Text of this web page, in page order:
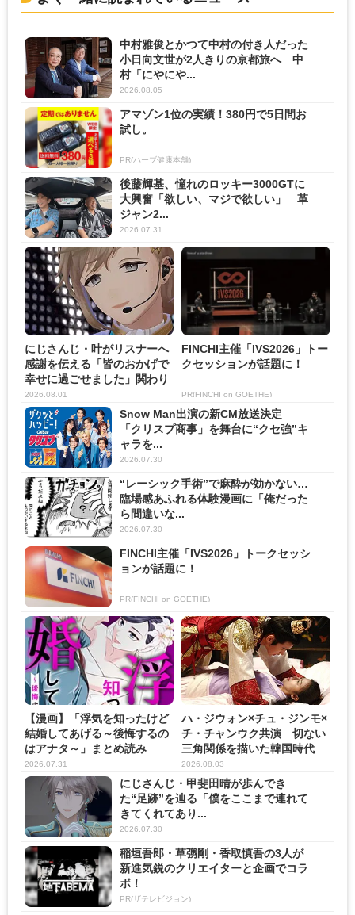
中村雅俊とかつて中村の付き人だった
小日向文世が2人きりの京都旅へ 中
村「にやにや...
2026.08.05
アマゾン1位の実績！380円で5日間お
試し。
PR(ハーブ健康本舗)
後藤輝基、憧れのロッキー3000GTに
大興奮「欲しい、マジで欲しい」 革
ジャン2...
2026.07.31
にじさんじ・叶がリスナーへ
感謝を伝える「皆のおかげで
幸せに過ごせました」関わり
の...
2026.08.01
FINCHI主催「IVS2026」トー
クセッションが話題に！
PR(FINCHI on GOETHE)
Snow Man出演の新CM放送決定
「クリスプ商事」を舞台に“クセ強”キ
ャラを...
2026.07.30
“レーシック手術”で麻酔が効かない…
臨場感あふれる体験漫画に「俺だった
ら間違いな...
2026.07.30
FINCHI主催「IVS2026」トークセッシ
ョンが話題に！
PR(FINCHI on GOETHE)
【漫画】「浮気を知ったけど
結婚してあげる～後悔するの
はアナタ～」まとめ読み
2026.07.31
ハ・ジウォン×チュ・ジンモ×
チ・チャンウク共演 切ない
三角関係を描いた韓国時代
劇...
2026.08.03
にじさんじ・甲斐田晴が歩んでき
た“足跡”を辿る「僕をここまで連れて
きてくれてあり...
2026.07.30
稲垣吾郎・草彅剛・香取慎吾の3人が
新進気鋭のクリエイターと企画でコラ
ボ！
PR(ザテレビジョン)